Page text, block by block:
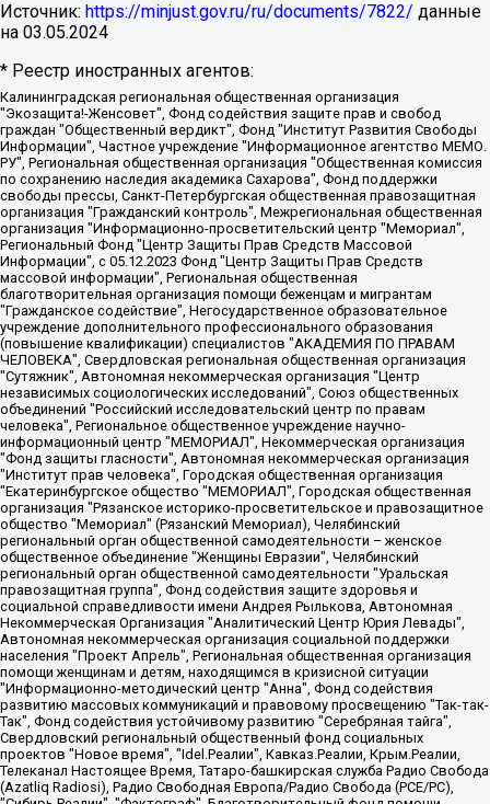
Источник: https://minjust.gov.ru/ru/documents/7822/ данные
на 03.05.2024
* Реестр иностранных агентов:
Калининградская региональная общественная организация "Экозащита!-Женсовет", Фонд содействия защите прав и свобод граждан "Общественный вердикт", Фонд "Институт Развития Свободы Информации", Частное учреждение "Информационное агентство МЕМО. РУ", Региональная общественная организация "Общественная комиссия по сохранению наследия академика Сахарова", Фонд поддержки свободы прессы, Санкт-Петербургская общественная правозащитная организация "Гражданский контроль", Межрегиональная общественная организация "Информационно-просветительский центр "Мемориал", Региональный Фонд "Центр Защиты Прав Средств Массовой Информации", с 05.12.2023 Фонд "Центр Защиты Прав Средств массовой информации", Региональная общественная благотворительная организация помощи беженцам и мигрантам "Гражданское содействие", Негосударственное образовательное учреждение дополнительного профессионального образования (повышение квалификации) специалистов "АКАДЕМИЯ ПО ПРАВАМ ЧЕЛОВЕКА", Свердловская региональная общественная организация "Сутяжник", Автономная некоммерческая организация "Центр независимых социологических исследований", Союз общественных объединений "Российский исследовательский центр по правам человека", Региональное общественное учреждение научно-информационный центр "МЕМОРИАЛ", Некоммерческая организация "Фонд защиты гласности", Автономная некоммерческая организация "Институт прав человека", Городская общественная организация "Екатеринбургское общество "МЕМОРИАЛ", Городская общественная организация "Рязанское историко-просветительское и правозащитное общество "Мемориал" (Рязанский Мемориал), Челябинский региональный орган общественной самодеятельности – женское общественное объединение "Женщины Евразии", Челябинский региональный орган общественной самодеятельности "Уральская правозащитная группа", Фонд содействия защите здоровья и социальной справедливости имени Андрея Рылькова, Автономная Некоммерческая Организация "Аналитический Центр Юрия Левады", Автономная некоммерческая организация социальной поддержки населения "Проект Апрель", Региональная общественная организация помощи женщинам и детям, находящимся в кризисной ситуации "Информационно-методический центр "Анна", Фонд содействия развитию массовых коммуникаций и правовому просвещению "Так-так-Так", Фонд содействия устойчивому развитию "Серебряная тайга", Свердловский региональный общественный фонд социальных проектов "Новое время", "Idel.Реалии", Кавказ.Реалии, Крым.Реалии, Телеканал Настоящее Время, Татаро-башкирская служба Радио Свобода (Azatliq Radiosi), Радио Свободная Европа/Радио Свобода (PCE/PC), "Сибирь.Реалии", "Фактограф", Благотворительный фонд помощи осужденным и их семьям, Автономная некоммерческая организация "Институт глобализации и социальных движений", Фонд "В защиту прав заключенных", Частное учреждение "Центр поддержки и содействия развитию средств массовой информации", Пензенский региональный общественный благотворительный фонд "Гражданский союз", "Север.Реалии", Некоммерческая организация Фонд "Правовая инициатива", Общество с ограниченной ответственностью "Радио Свободная Европа/Радио Свобода", Чешское информационное агентство "MEDIUM-ORIENT", Красноярская региональная общественная организация "Мы против СПИДа", Камалягин Денис Николаевич, Маркелов Сергей Евгеньевич, Пономарев Лев Александрович, Савицкая Людмила Алексеевна, Автономная некоммерческая организация "Центр по работе с проблемой насилия "НАСИЛИЮ.НЕТ", Межрегиональный профессиональный союз работников здравоохранения "Альянс врачей", Юридическое лицо, зарегистрированное в Латвийской Республике, SIA "Medusa Project" (регистрационный номер 40103797863, дата регистрации 10.06.2014), Некоммерческая организация "Фонд по борьбе с коррупцией", Автономная некоммерческая организация "Институт права и публичной политики", Баданин Роман Сергеевич, Гликин Максим Александрович, Железнова Мария Михайловна, Лукьянова Юлия Сергеевна, Маетная Елизавета Витальевна, Маняхин Петр Борисович, Чуракова Ольга Владимировна, Ярош Юлия Петровна, Юридическое лицо "The Insider SIA", зарегистрированное в Риге, Латвийская Республика (дата регистрации 26.06.2015), являющееся администратором доменного имени интернет-издания "The Insider SIA", https://theins.ru, Постернак Алексей Евгеньевич, Рубин Михаил Аркадьевич, Анин Роман Александрович, Юридическое лицо Istories fonds, зарегистрированное в Латвийской Республике (регистрационный номер 50008295751, дата регистрации 24.02.2020), Великовский Дмитрий Александрович, Долинина Ирина Николаевна, Мароховская Алеся Алексеевна, Шлейнов Роман Юрьевич, Шмагун Олеся Валентиновна, Общество с ограниченной ответственностью "Альтаир 2021", Общество с ограниченной ответственностью "Вега 2021", Общество с ограниченной ответственностью "Главный редактор 2021", Общество с ограниченной ответственностью "Ромашки монолит", Важенков Артем Валерьевич, Ивановская областная общественная организация "Центр гендерных исследований", Гурман Юрий Альбертович, Медиапроект "ОВД-Инфо", Егоров Владимир Владимирович, Жилинский Владимир Александрович, Общество с ограниченной ответственностью "ЗП", Иванова София Юрьевна, Карезина Инна Павловна, Кильтау Екатерина Викторовна, Петров Алексей Викторович, Пискунов Сергей Евгеньевич, Смирнов Сергей Сергеевич, Тихонов Михаил Сергеевич, Общество с ограниченной ответственностью "ЖУРНАЛИСТ-ИНОСТРАННЫЙ АГЕНТ", Арапова Галина Юрьевна, Вольтская Татьяна Анатольевна, Американская компания "Mason G.E.S. Anonymous Foundation" (США), являющаяся владельцем интернет-издания https://mnews.world/, Компания "Stichting Bellingcat", зарегистрированная в Нидерландах (дата регистрации 11.07.2018), Захаров Андрей Вячеславович, Клепиковская Екатерина Дмитриевна, Общество с ограниченной ответственностью "МЕМО", Перл Роман Александрович, Симонов Евгений Алексеевич, Соловьева Елена Анатольевна, Сотников Даниил Владимирович, Сурначева Елизавета Дмитриевна, Автономная некоммерческая организация по защите прав человека и информированию населения "Якутия – Наше Мнение", Общество с ограниченной ответственностью "Москоу диджитал медиа", с 26.01.2023 Общество с ограниченной ответственностью "Чайка Белые сады", Ветошкина Валерия Валерьевна, Заговора Максим Александрович, Межрегиональное общественное движение "Российская ЛГБТ - сеть", Оленичев Максим Владимирович, Павлов Иван Юрьевич, Скворцова Елена Сергеевна, Общество с ограниченной ответственностью "Как бы инагент", Кочетков Игорь Викторович, Общество с ограниченной ответственностью "Честные выборы", Еланчик Олег Александрович, Общество с ограниченной ответственностью "Нобелевский призыв", Гималова Регина Эмилевна, Григорьев Андрей Валерьевич, Григорьева Алина Александровна, Ассоциация по содействию защите прав призывников, альтернативнослужащих и военнослужащих "Правозащитная группа "Гражданин.Армия.Право", Хисамова Регина Фаритовна, Автономная некоммерческая организация по реализации социально-правовых программ "Лилит", Дальневосточное общественное движение "Маяк", Санкт-Петербургская ЛГБТ-инициативная группа "Выход", Инициативная группа ЛГБТ+ "Реверс", Алексеев Андрей Викторович, Бекбулатова Таисия Львовна, Беляев Иван Михайлович, Владыкина Елена Сергеевна, Гельман Марат Александрович, Никульшина Вероника Юрьевна, Толоконникова Надежда Андреевна, Шендерович Виктор Анатольевич, Общество с ограниченной ответственностью "Данное сообщение", Общество с ограниченной ответственностью Издательский дом "Новая глава", Айнбиндер Александра Александровна, Московский комьюнити-центр для ЛГБТ+инициатив, Благотворительный фонд развития филантропии, Deutsche Welle (Германия, Kurt-Schumacher-Strasse 3, 53113 Bonn), Борзунова Мария Михайловна, Воробьев Виктор Викторович, Голубева Анна Львовна, Константинова Алла Михайловна, Малкова Ирина Владимировна, Мурадов Мурад Абдулгалимович, Осетинская Елизавета Николаевна, Понасенков Евгений Николаевич, Ганапольский Матвей Юрьевич, Киселев Евгений Алексеевич, Борухович Ирина Григорьевна, Дремин Иван Тимофеевич, Дубровский Дмитрий Викторович, Красноярская региональная общественная организация поддержки и развития альтернативных образовательных технологий и межкультурных коммуникаций "ИНТЕРРА", Маяковская Екатерина Алексеевна, Фейгин Марк Захарович, Филимонов Андрей Викторович, Дзугкоева Регина Николаевна, Доброхотов Роман Александрович, Дудь Юрий Александрович, Елкин Сергей Владимирович, Кругликов Кирилл Игоревич, Сабунаева Мария Леонидовна, Семенов Алексей Владимирович, Шаинян Карен Багратович, Шульман Екатерина Михайловна, Асафьев Артур Валерьевич, Вахштайн Виктор Семенович, Венедиктов Алексей Алексеевич, Лушникова Екатерина Евгеньевна, Волков Леонид Михайлович, Невзоров Александр Глебович, Пархоменко Сергей Борисович, Сироткин Ярослав Николаевич, Кара-Мурза Владимир Владимирович, Баранова Наталья Владимировна, Гозман Леонид Яковлевич, Кагарлицкий Борис Юльевич, Климарев Михаил Валерьевич, Милов Владимир Станиславович, Автономная некоммерческая организация Краснодарский центр современного искусства "Типография", Моргенштерн Алишер Тагирович, Соболь Любовь Эдуардовна, Общество с ограниченной ответственностью "ЛИЗА НОРМ", Каспаров Гарри Кимович, Ходорковский Михаил Борисович, Общество с ограниченной ответственностью "Апрельские тезисы", Данилович Ирина Брониславовна, Кашин Олег Владимирович, Петров Николай Владимирович, Пивоваров Алексей Владимирович, Соколов Михаил Владимирович, Цветкова Юлия Владимировна, Чичваркин Евгений Александрович, Комитет против пыток/Команда против пыток, Общество с ограниченной ответственностью "Первый научный", Общество с ограниченной ответственностью "Вертолет и ко", Белоцерковская Вероника Борисовна, Кац Максим Евгеньевич, Лазарева Татьяна Юрьевна, Шаведдинов Руслан Табризович, Яшин Илья Валерьевич, Общество с ограниченной ответственностью "Иноагент ААВ", Алешковский Дмитрий Петрович, Альбац Евгения Марковна, Быков Дмитрий Львович, Галямина Юлия Евгеньевна, Лойко Сергей Леонидович, Мартынов Кирилл Константинович, Медведев Сергей Александрович, Крашенинников Федор Геннадиевич, Гордеева Катерина Вл